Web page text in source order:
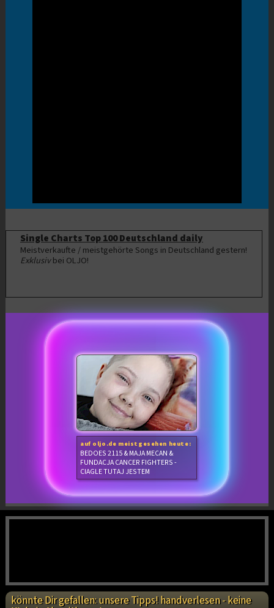
Single Charts Top 100 Deutschland daily
Meistverkaufte / meistgehörte Songs in Deutschland gestern!
Exklusivbei OLJO!
auf oljo.de meistgesehen heute:
BEDOES 2115 & MAJA MECAN &
FUNDACJA CANCER FIGHTERS -
CIAGLE TUTAJ JESTEM
könnte Dir gefallen: unsere Tipps! handverlesen - keine